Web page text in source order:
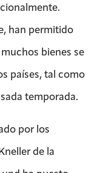
han permitido
bienes se
países, tal como
temporada.
por los
de la